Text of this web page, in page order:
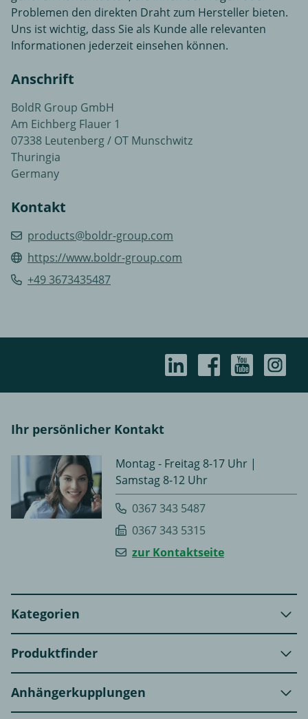
Problemen den direkten Draht zum Hersteller bieten.
Uns ist wichtig, dass Sie als Kunde alle relevanten
Informationen jederzeit einsehen können.
Anschrift
BoldR Group GmbH
Am Eichberg Flauer 1
07338 Leutenberg / OT Munschwitz
Thuringia
Germany
Kontakt
products@boldr-group.com
https://www.boldr-group.com
+49 3673435487
Ihr persönlicher Kontakt
Montag - Freitag 8-17 Uhr |
Samstag 8-12 Uhr
0367 343 5487
0367 343 5315
zur Kontaktseite
Kategorien
Produktfinder
Anhängerkupplungen